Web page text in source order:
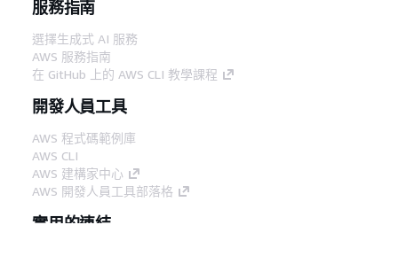
服務指南
選擇生成式 AI 服務
AWS 服務指南
在 GitHub 上的 AWS CLI 教學課程
開發人員工具
AWS 程式碼範例庫
AWS CLI
AWS 建構家中心
AWS 開發人員工具部落格
實用的連結